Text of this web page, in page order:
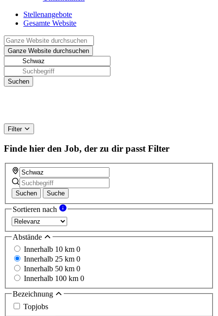
Stellenangebote
Gesamte Website
Filter
Finde hier den Job, der zu dir passt Filter
Suchen Suche
Sortieren nach
Abstände
Innerhalb 10 km 0
Innerhalb 25 km 0
Innerhalb 50 km 0
Innerhalb 100 km 0
Bezeichnung
Topjobs